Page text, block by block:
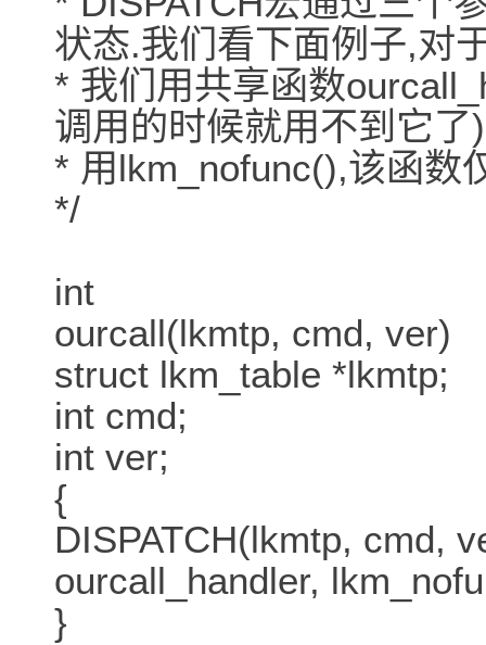
状态.我们看下面例子,对
* 我们用共享函数
调用的时候就用不到它了
* 用lkm_nofunc(),该函数
*/
int
ourcall(lkmtp, cmd, ver)
struct lkm_table *lkmtp;
int cmd;
int ver;
{
DISPATCH(lkmtp, cmd,
ourcall_handler,
}